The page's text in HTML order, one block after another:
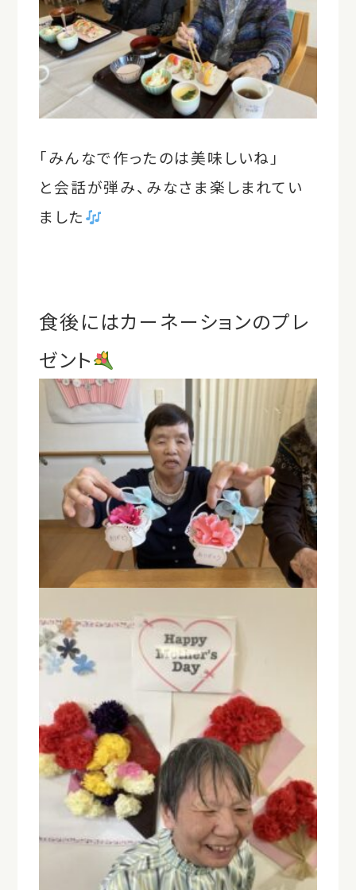
「みんなで作ったのは美味しいね」
と会話が弾み、みなさま楽しまれてい
ました
食後にはカーネーションのプレ
ゼント